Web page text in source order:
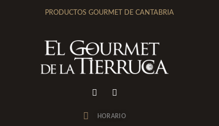
PRODUCTOS GOURMET DE CANTABRIA
I
n
F
a
e
HORARIO